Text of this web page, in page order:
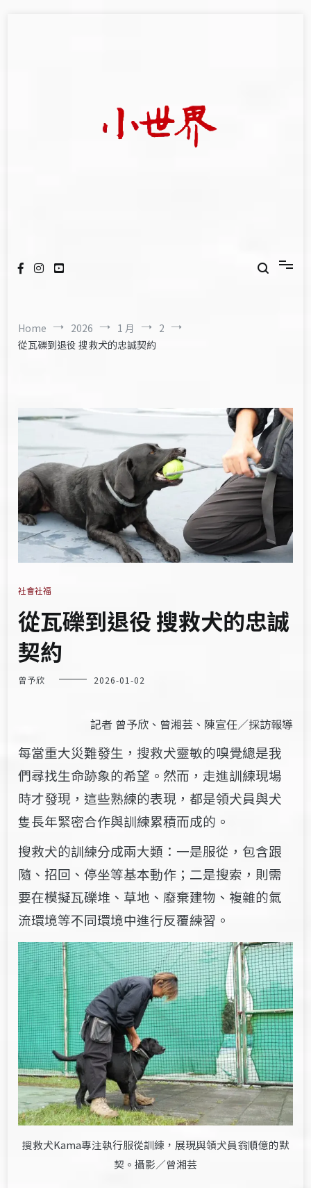
Home 2026 1 月
2
從瓦礫到退役 搜救犬的忠誠契約
社會社福
從瓦礫到退役 搜救犬的忠誠
契約
曾予欣 2026-01-02
記者 曾予欣、曾湘芸、陳宣任／採訪報導
每當重大災難發生，搜救犬靈敏的嗅覺總是我
們尋找生命跡象的希望。然而，走進訓練現場
時才發現，這些熟練的表現，都是領犬員與犬
隻長年緊密合作與訓練累積而成的。
搜救犬的訓練分成兩大類：一是服從，包含跟
隨、招回、停坐等基本動作；二是搜索，則需
要在模擬瓦礫堆、草地、廢棄建物、複雜的氣
流環境等不同環境中進行反覆練習。
搜救犬Kama專注執行服從訓練，展現與領犬員翁順億的默
契。攝影／曾湘芸